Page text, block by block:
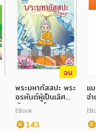
จบ
พระมหากัสสปะ พระ
อรหันต์ผู้เป็นเลิศ
ด้านธุดงค์
EBook
143
แ
จ